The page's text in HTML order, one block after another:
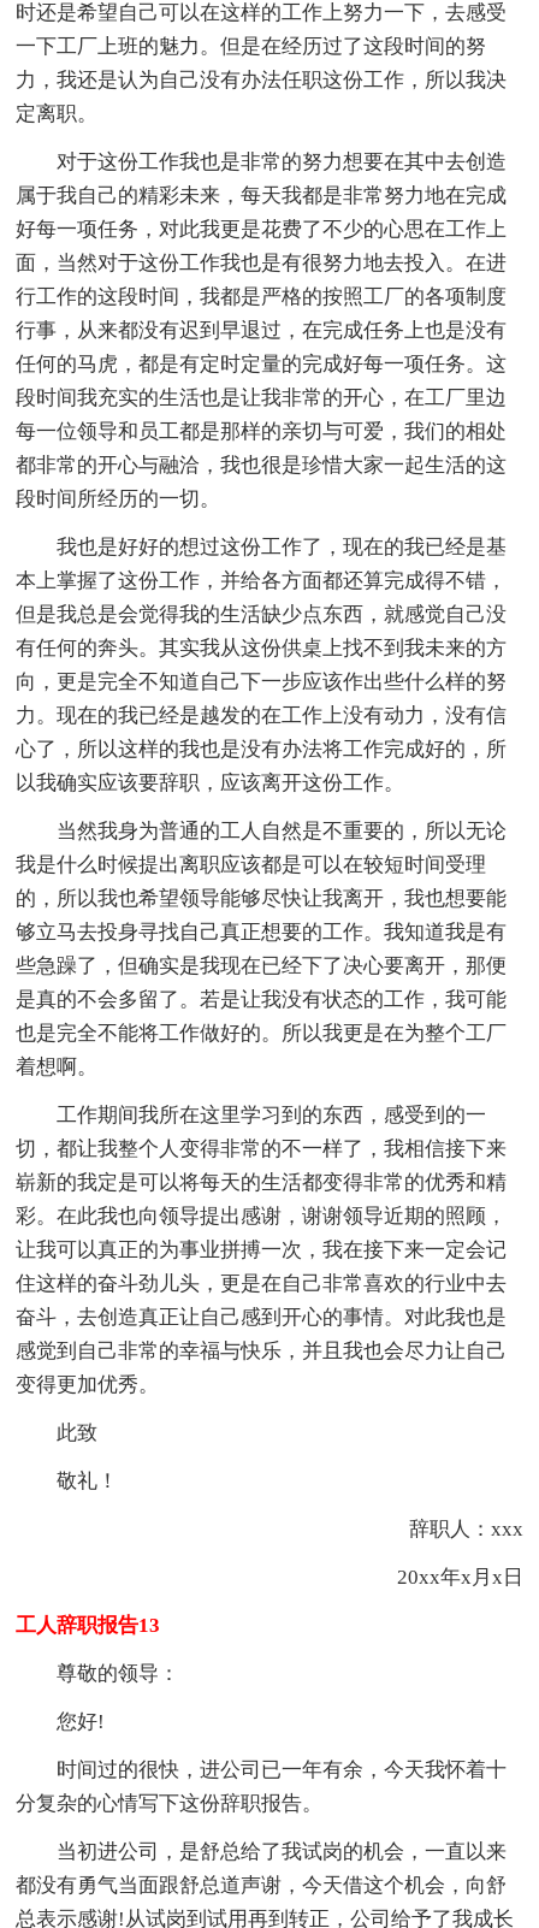
时还是希望自己可以在这样的工作上努力一下，去感受
一下工厂上班的魅力。但是在经历过了这段时间的努
力，我还是认为自己没有办法任职这份工作，所以我决
定离职。
对于这份工作我也是非常的努力想要在其中去创造
属于我自己的精彩未来，每天我都是非常努力地在完成
好每一项任务，对此我更是花费了不少的心思在工作上
面，当然对于这份工作我也是有很努力地去投入。在进
行工作的这段时间，我都是严格的按照工厂的各项制度
行事，从来都没有迟到早退过，在完成任务上也是没有
任何的马虎，都是有定时定量的完成好每一项任务。这
段时间我充实的生活也是让我非常的开心，在工厂里边
每一位领导和员工都是那样的亲切与可爱，我们的相处
都非常的开心与融洽，我也很是珍惜大家一起生活的这
段时间所经历的一切。
我也是好好的想过这份工作了，现在的我已经是基
本上掌握了这份工作，并给各方面都还算完成得不错，
但是我总是会觉得我的生活缺少点东西，就感觉自己没
有任何的奔头。其实我从这份供桌上找不到我未来的方
向，更是完全不知道自己下一步应该作出些什么样的努
力。现在的我已经是越发的在工作上没有动力，没有信
心了，所以这样的我也是没有办法将工作完成好的，所
以我确实应该要辞职，应该离开这份工作。
当然我身为普通的工人自然是不重要的，所以无论
我是什么时候提出离职应该都是可以在较短时间受理
的，所以我也希望领导能够尽快让我离开，我也想要能
够立马去投身寻找自己真正想要的工作。我知道我是有
些急躁了，但确实是我现在已经下了决心要离开，那便
是真的不会多留了。若是让我没有状态的工作，我可能
也是完全不能将工作做好的。所以我更是在为整个工厂
着想啊。
工作期间我所在这里学习到的东西，感受到的一
切，都让我整个人变得非常的不一样了，我相信接下来
崭新的我定是可以将每天的生活都变得非常的优秀和精
彩。在此我也向领导提出感谢，谢谢领导近期的照顾，
让我可以真正的为事业拼搏一次，我在接下来一定会记
住这样的奋斗劲儿头，更是在自己非常喜欢的行业中去
奋斗，去创造真正让自己感到开心的事情。对此我也是
感觉到自己非常的幸福与快乐，并且我也会尽力让自己
变得更加优秀。
此致
敬礼！
辞职人：xxx
20xx年x月x日
工人辞职报告13
尊敬的领导：
您好!
时间过的很快，进公司已一年有余，今天我怀着十
分复杂的心情写下这份辞职报告。
当初进公司，是舒总给了我试岗的机会，一直以来
都没有勇气当面跟舒总道声谢，今天借这个机会，向舒
总表示感谢!从试岗到试用再到转正，公司给予了我成长